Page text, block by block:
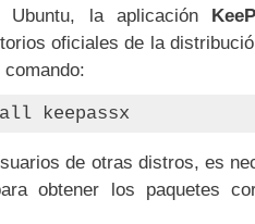
la aplicación
oficiales de la
keepassx
de otras distros, es
obtener los paquetes